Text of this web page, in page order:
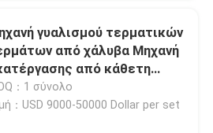
γυαλισμού τερματικών
από χάλυβα Μηχανή
από κάθετη
：1 σύνολο
：USD 9000-50000 Dollar per set